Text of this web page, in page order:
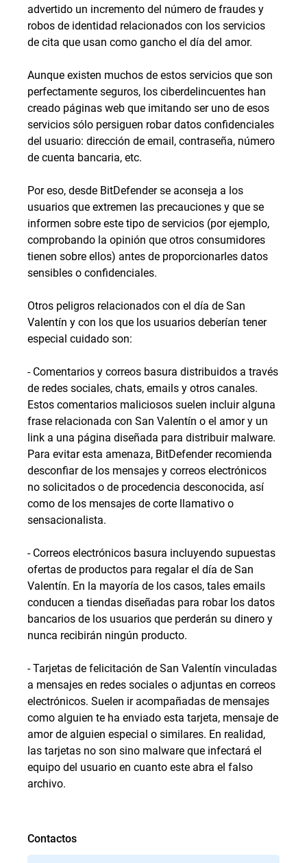
advertido un incremento del número de fraudes y
robos de identidad relacionados con los servicios
de cita que usan como gancho el día del amor.
Aunque existen muchos de estos servicios que son
perfectamente seguros, los ciberdelincuentes han
creado páginas web que imitando ser uno de esos
servicios sólo persiguen robar datos confidenciales
del usuario: dirección de email, contraseña, número
de cuenta bancaria, etc.
Por eso, desde BitDefender se aconseja a los
usuarios que extremen las precauciones y que se
informen sobre este tipo de servicios (por ejemplo,
comprobando la opinión que otros consumidores
tienen sobre ellos) antes de proporcionarles datos
sensibles o confidenciales.
Otros peligros relacionados con el día de San
Valentín y con los que los usuarios deberían tener
especial cuidado son:
- Comentarios y correos basura distribuidos a través
de redes sociales, chats, emails y otros canales.
Estos comentarios maliciosos suelen incluir alguna
frase relacionada con San Valentín o el amor y un
link a una página diseñada para distribuir malware.
Para evitar esta amenaza, BitDefender recomienda
desconfiar de los mensajes y correos electrónicos
no solicitados o de procedencia desconocida, así
como de los mensajes de corte llamativo o
sensacionalista.
- Correos electrónicos basura incluyendo supuestas
ofertas de productos para regalar el día de San
Valentín. En la mayoría de los casos, tales emails
conducen a tiendas diseñadas para robar los datos
bancarios de los usuarios que perderán su dinero y
nunca recibirán ningún producto.
- Tarjetas de felicitación de San Valentín vinculadas
a mensajes en redes sociales o adjuntas en correos
electrónicos. Suelen ir acompañadas de mensajes
como alguien te ha enviado esta tarjeta, mensaje de
amor de alguien especial o similares. En realidad,
las tarjetas no son sino malware que infectará el
equipo del usuario en cuanto este abra el falso
archivo.
Contactos